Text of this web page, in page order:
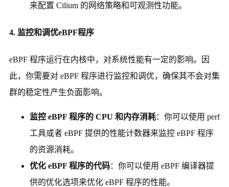
来配置 Cilium 的网络策略和可观测性功能。
4. 监控和调优eBPF程序
eBPF 程序运行在内核中，对系统性能有一定的影响。因
此，你需要对 eBPF 程序进行监控和调优，确保其不会对集
群的稳定性产生负面影响。
监控 eBPF 程序的 CPU 和内存消耗：你可以使用 perf
工具或者 eBPF 提供的性能计数器来监控 eBPF 程序
的资源消耗。
优化 eBPF 程序的代码：你可以使用 eBPF 编译器提
供的优化选项来优化 eBPF 程序的性能。